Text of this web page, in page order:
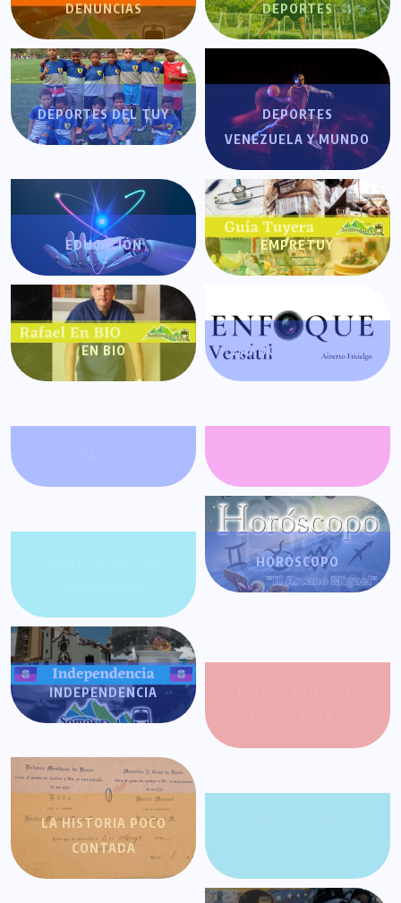
DENUNCIAS DEPORTES
DEPORTES DEL TUY
DEPORTES
VENEZUELA Y MUNDO
EDUCACIÓN EMPRETUY
EN BIO ENFOQUE VERSÁTIL
HORÓSCOPO
INDEPENDENCIA
LA HISTORIA POCO
CONTADA